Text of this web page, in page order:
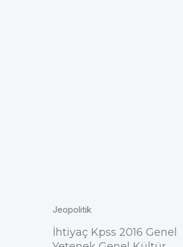
Jeopolitik
İhtiyaç Kpss 2016 Genel